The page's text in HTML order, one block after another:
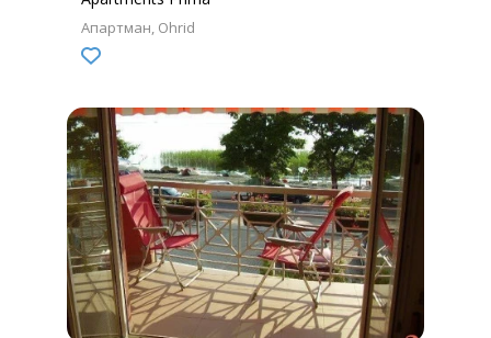
Апартман Ohrid